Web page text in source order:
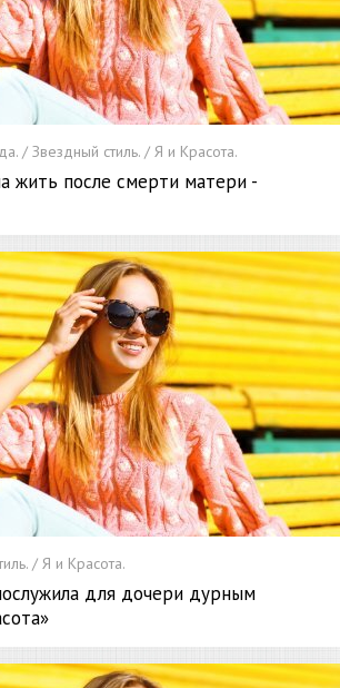
/ Звездный стиль. / Я и Красота.
жить после смерти матери -
/ Я и Красота.
для дочери дурным